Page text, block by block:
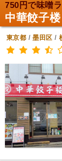
750円で味噌
中華餃子
東京都 /墨田区 /